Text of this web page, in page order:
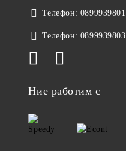
Телефон: 0899939801
Телефон: 0899939803
Ние работим с